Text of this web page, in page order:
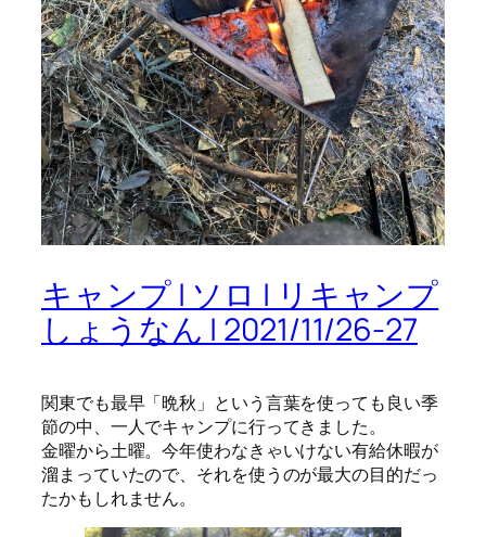
キャンプ | ソロ | リキャンプ
しょうなん | 2021/11/26-27
関東でも最早「晩秋」という言葉を使っても良い季
節の中、一人でキャンプに行ってきました。
金曜から土曜。今年使わなきゃいけない有給休暇が
溜まっていたので、それを使うのが最大の目的だっ
たかもしれません。